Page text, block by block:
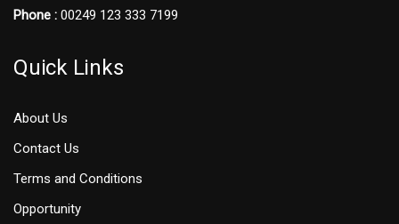
Phone : 00249 123 333 7199
Quick Links
About Us
Contact Us
Terms and Conditions
Opportunity